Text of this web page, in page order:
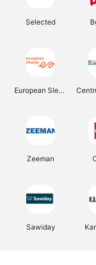
Selected
European Sleeper
Zeeman
Sawiday